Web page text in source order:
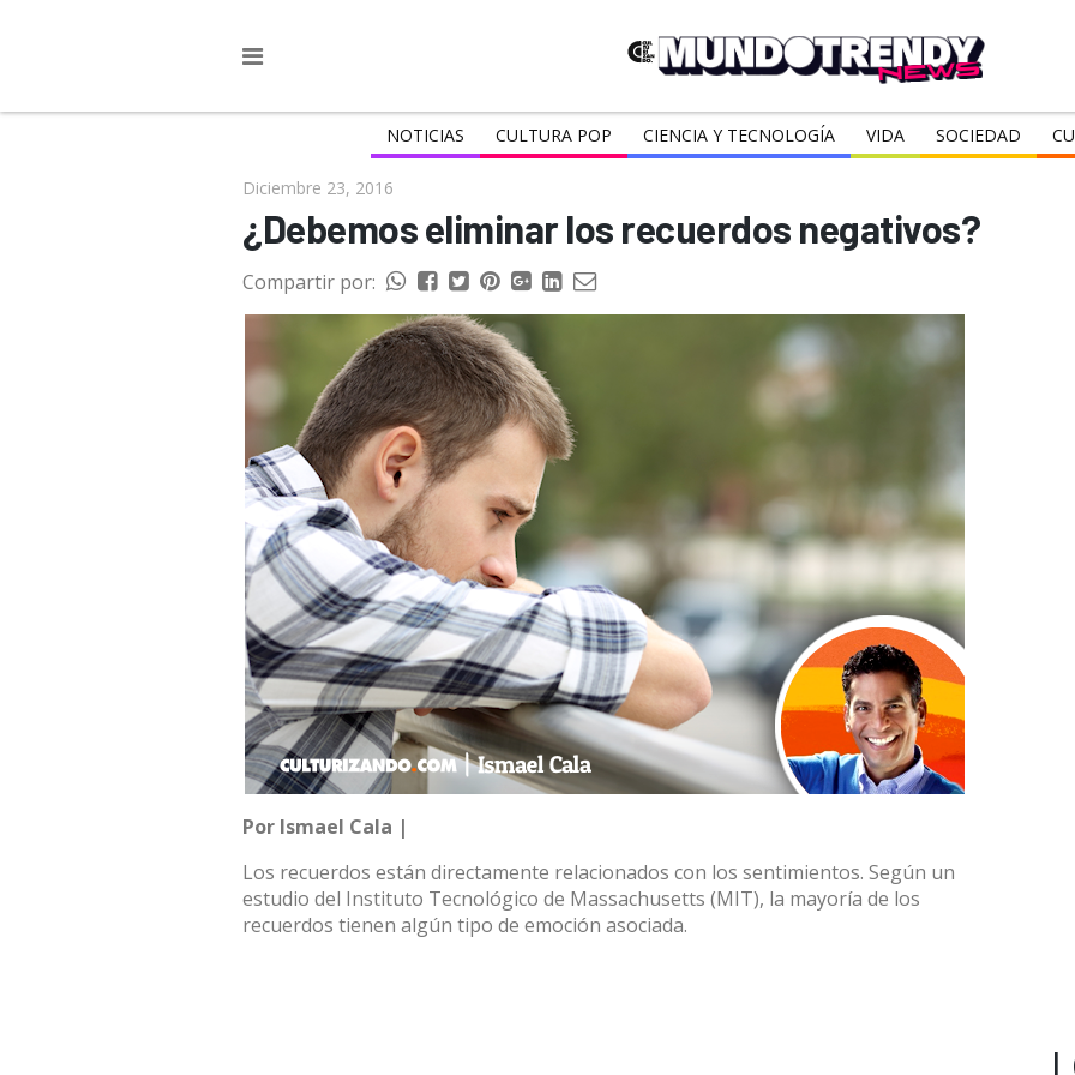
NOTICIAS CULTURA POP CIENCIA Y TECNOLOGÍA VIDA SOCIEDAD
Diciembre 23, 2016
¿Debemos eliminar los recuerdos negativos?
Compartir por:
Por Ismael Cala |
Los recuerdos están directamente relacionados con los sentimientos. Según un
estudio del Instituto Tecnológico de Massachusetts (MIT), la mayoría de los
recuerdos tienen algún tipo de emoción asociada.